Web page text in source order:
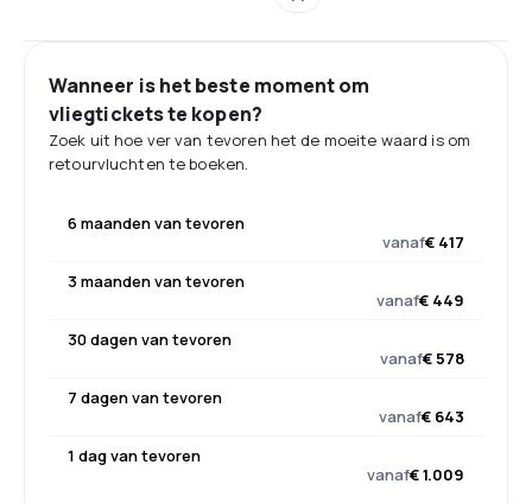
Wanneer is het beste moment om
vliegtickets te kopen?
Zoek uit hoe ver van tevoren het de moeite waard is om
retourvluchten te boeken.
6 maanden van tevoren
vanaf€ 417
3 maanden van tevoren
vanaf€ 449
30 dagen van tevoren
vanaf€ 578
7 dagen van tevoren
vanaf€ 643
1 dag van tevoren
vanaf€ 1.009